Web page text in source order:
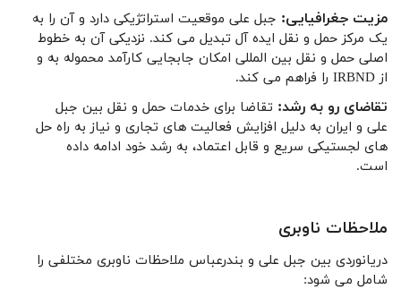
مزیت جغرافیایی: جبل علی موقعیت استراتژیکی دارد و آن را به
یک مرکز حمل و نقل ایده آل تبدیل می کند. نزدیکی آن به خطوط
اصلی حمل و نقل بین المللی امکان جابجایی کارآمد محموله به و
از IRBND را فراهم می کند.
تقاضای رو به رشد: تقاضا برای خدمات حمل و نقل بین جبل
علی و ایران به دلیل افزایش فعالیت های تجاری و نیاز به راه حل
های لجستیکی سریع و قابل اعتماد، به رشد خود ادامه داده
است.
ملاحظات ناوبری
دریانوردی بین جبل علی و بندرعباس ملاحظات ناوبری مختلفی را
شامل می شود: